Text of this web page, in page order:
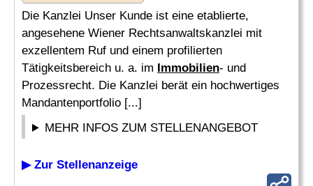
Die Kanzlei Unser Kunde ist eine etablierte,
angesehene Wiener Rechtsanwaltskanzlei mit
exzellentem Ruf und einem profilierten
Tätigkeitsbereich u. a. im Immobilien- und
Prozessrecht. Die Kanzlei berät ein hochwertiges
Mandantenportfolio [...]
MEHR INFOS ZUM STELLENANGEBOT
▶ Zur Stellenanzeige